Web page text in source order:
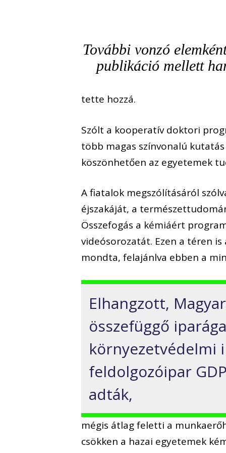
További vonzó
publikáció mellett
tette hozzá.
Szólt a kooperatív doktori
több magas színvonalú
köszönhetően az egyetemek
A fiatalok megszólításáról
éjszakáját, a
Összefogás a kémiáért
videósorozatát. Ezen a téren
mondta, felajánlva ebben a
Elhangzott,
összefüggő
környezetvédelmi
feldolgozóipar
adták,
mégis átlag feletti a
csökken a hazai egyetemek